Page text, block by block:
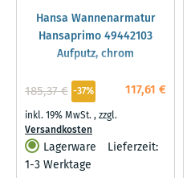
Hansa Wannenarmatur
Hansaprimo 49442103
Aufputz, chrom
117,61 €
185,37 € -37%
inkl. 19% MwSt.,zzgl.
Versandkosten
Lagerware
Lieferzeit:
1-3 Werktage